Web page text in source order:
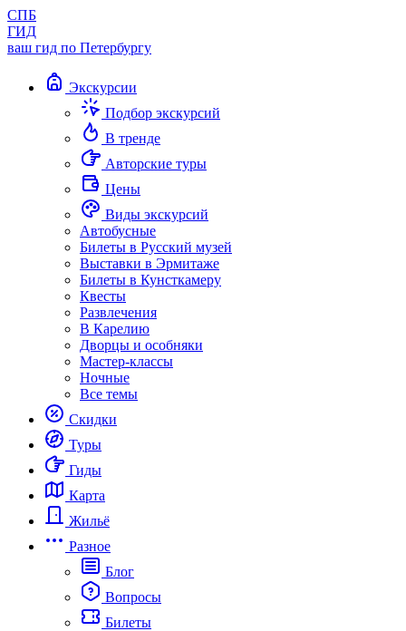
СПБ
ГИД
ваш гид по Петербургу
Экскурсии
Подбор экскурсий
В тренде
Авторские туры
Цены
Виды экскурсий
Автобусные
Билеты в Русский музей
Выставки в Эрмитаже
Билеты в Кунсткамеру
Квесты
Развлечения
В Карелию
Дворцы и особняки
Мастер-классы
Ночные
Все темы
Скидки
Туры
Гиды
Карта
Жильё
Разное
Блог
Вопросы
Билеты